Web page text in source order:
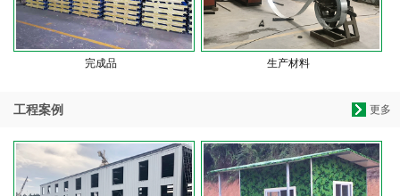
完成品 生产材料
更多
工程案例